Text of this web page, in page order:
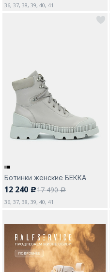
36, 37, 38, 39, 40, 41
Ботинки женские БЕККА
12 240 c17 490a
36, 37, 38, 39, 40, 41